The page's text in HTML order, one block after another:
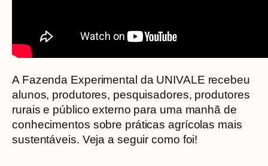
A Fazenda Experimental da UNIVALE recebeu
alunos, produtores, pesquisadores, produtores
rurais e público externo para uma manhã de
conhecimentos sobre práticas agrícolas mais
sustentáveis. Veja a seguir como foi!